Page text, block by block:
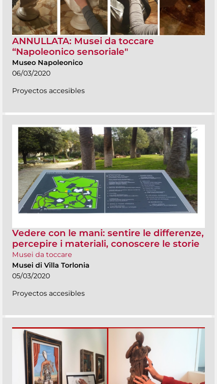
ANNULLATA: Musei da toccare
“Napoleonico sensoriale"
Museo Napoleonico
06/03/2020
Proyectos accesibles
Vedere con le mani: sentire le differenze,
percepire i materiali, conoscere le storie
Musei da toccare
Musei di Villa Torlonia
05/03/2020
Proyectos accesibles